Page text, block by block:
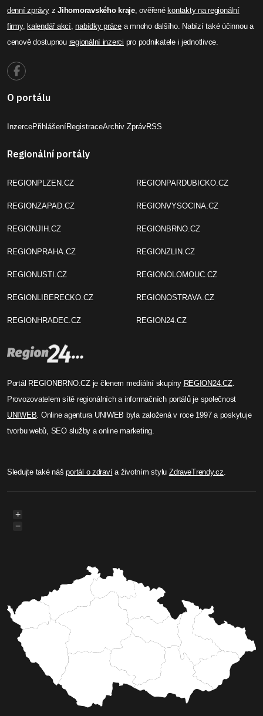
denní zprávyzJihomoravského kraje, ověřené kontakty na regionální
firmy, kalendář akcí,nabídky prácea mnoho dalšího. Nabízí také účinnou a
cenově dostupnou regionální inzerci pro podnikatele i jednotlivce.
O portálu
InzercePřihlášeníRegistraceArchiv ZprávRSS
Regionální portály
REGIONPLZEN.CZ
REGIONZAPAD.CZ
REGIONJIH.CZ
REGIONPRAHA.CZ
REGIONUSTI.CZ
REGIONLIBERECKO.CZ
REGIONHRADEC.CZ
REGIONPARDUBICKO.CZ
REGIONVYSOCINA.CZ
REGIONBRNO.CZ
REGIONZLIN.CZ
REGIONOLOMOUC.CZ
REGIONOSTRAVA.CZ
REGION24.CZ
Portál REGIONBRNO.CZ je členem mediální skupiny REGION24.CZ.
Provozovatelem sítě regionálních a informačních portálů je společnost
UNIWEB. Online agentura UNIWEB byla založená v roce 1997 a poskytuje
tvorbu webů, SEO služby a online marketing.
Sledujte také nášportál o zdravía životním stylu ZdraveTrendy.cz.
+
−